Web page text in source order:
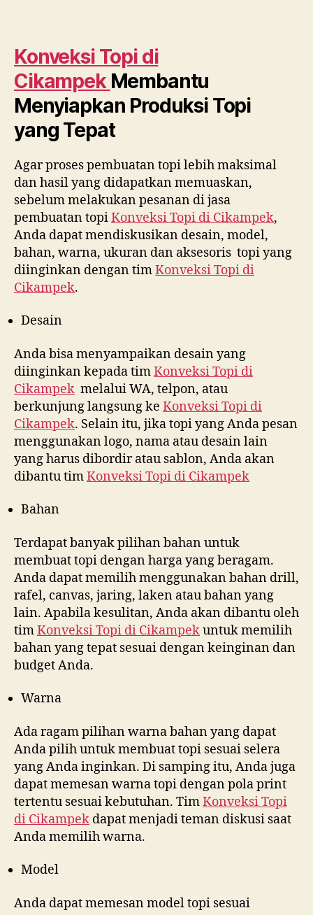
Konveksi Topi di
Cikampek Membantu
Menyiapkan Produksi Topi
yang Tepat
Agar proses pembuatan topi lebih maksimal
dan hasil yang didapatkan memuaskan,
sebelum melakukan pesanan di jasa
pembuatan topiKonveksi Topi di Cikampek,
Anda dapat mendiskusikan desain, model,
bahan, warna, ukuran dan aksesoris topi yang
diinginkan dengan timKonveksi Topi di
Cikampek.
Desain
Anda bisa menyampaikan desain yang
diinginkan kepada timKonveksi Topi di
Cikampek melalui WA, telpon, atau
berkunjung langsung ke Konveksi Topi di
Cikampek. Selain itu, jika topi yang Anda pesan
menggunakan logo, nama atau desain lain
yang harus dibordir atau sablon, Anda akan
dibantu timKonveksi Topi di Cikampek
Bahan
Terdapat banyak pilihan bahan untuk
membuat topi dengan harga yang beragam.
Anda dapat memilih menggunakan bahan drill,
rafel, canvas, jaring, laken atau bahan yang
lain. Apabila kesulitan, Anda akan dibantu oleh
timKonveksi Topi di Cikampekuntuk memilih
bahan yang tepat sesuai dengan keinginan dan
budget Anda.
Warna
Ada ragam pilihan warna bahan yang dapat
Anda pilih untuk membuat topi sesuai selera
yang Anda inginkan. Di samping itu, Anda juga
dapat memesan warna topi dengan pola print
tertentu sesuai kebutuhan. TimKonveksi Topi
di Cikampek dapat menjadi teman diskusi saat
Anda memilih warna.
Model
Anda dapat memesan model topi sesuai